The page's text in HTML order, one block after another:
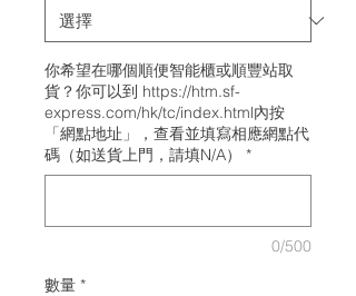
你希望在哪個順便智能櫃或順豐站取
貨？你可以到 https://htm.sf-
express.com/hk/tc/index.html內按
「網點地址」，查看並填寫相應網點代
碼（如送貨上門，請填N/A）
*
0/500
數量 *